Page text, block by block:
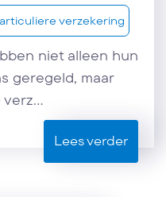
verzekering
niet alleen hun
geregeld, maar
Lees verder